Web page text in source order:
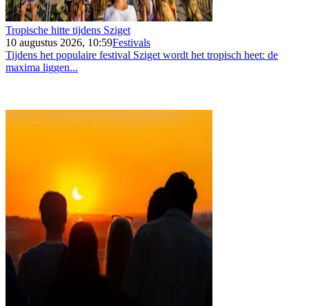
Tropische hitte tijdens Sziget
10 augustus 2026, 10:59Festivals
Tijdens het populaire festival Sziget wordt het tropisch heet: de
maxima liggen...